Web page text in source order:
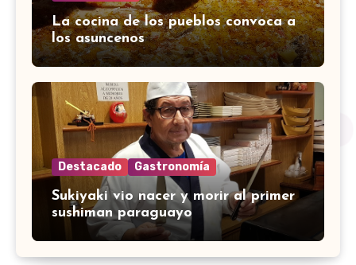
La cocina de los pueblos convoca a
los asuncenos
Destacado Gastronomía
Sukiyaki vio nacer y morir al primer
sushiman paraguayo